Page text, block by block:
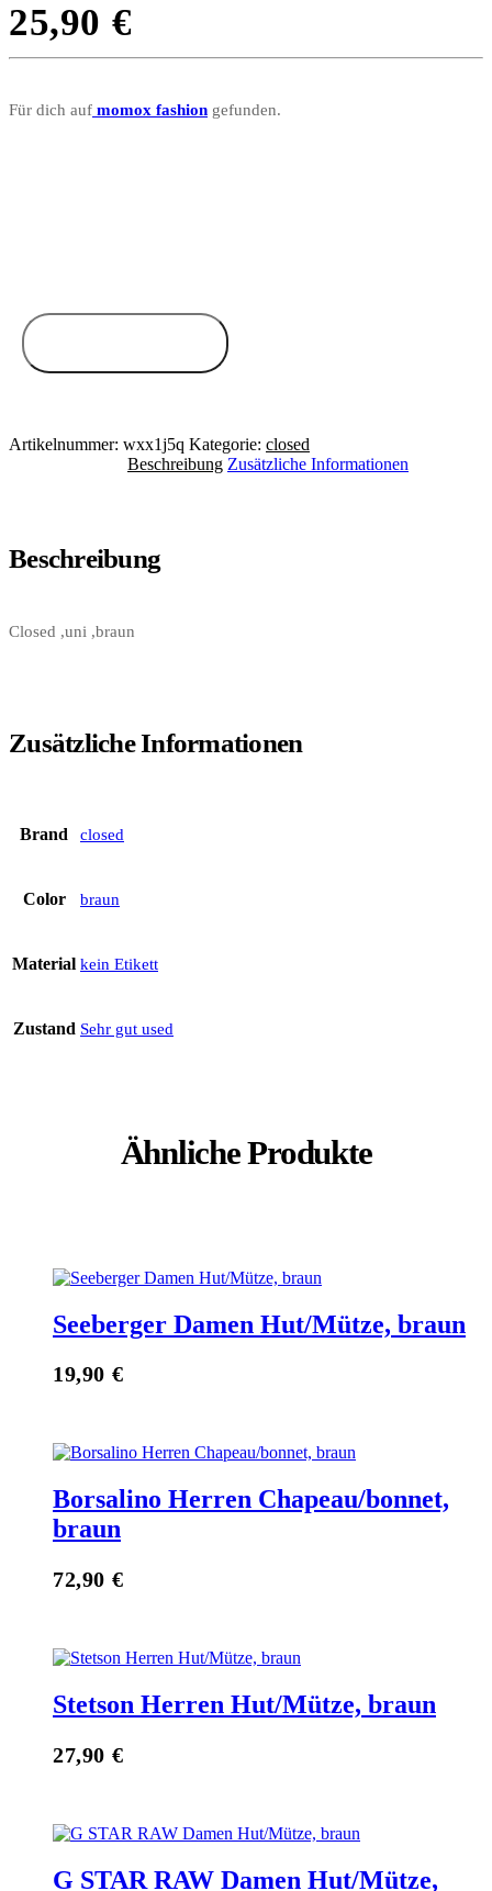
25,90 €
Für dich auf momox fashion gefunden.
Artikelnummer: wxx1j5q Kategorie: closed
Beschreibung Zusätzliche Informationen
Beschreibung
Closed ,uni ,braun
Zusätzliche Informationen
Brand closed
Color braun
Material kein Etikett
Zustand Sehr gut used
Ähnliche Produkte
Seeberger Damen Hut/Mütze, braun
19,90 €
Borsalino Herren Chapeau/bonnet,
braun
72,90 €
Stetson Herren Hut/Mütze, braun
27,90 €
G STAR RAW Damen Hut/Mütze,